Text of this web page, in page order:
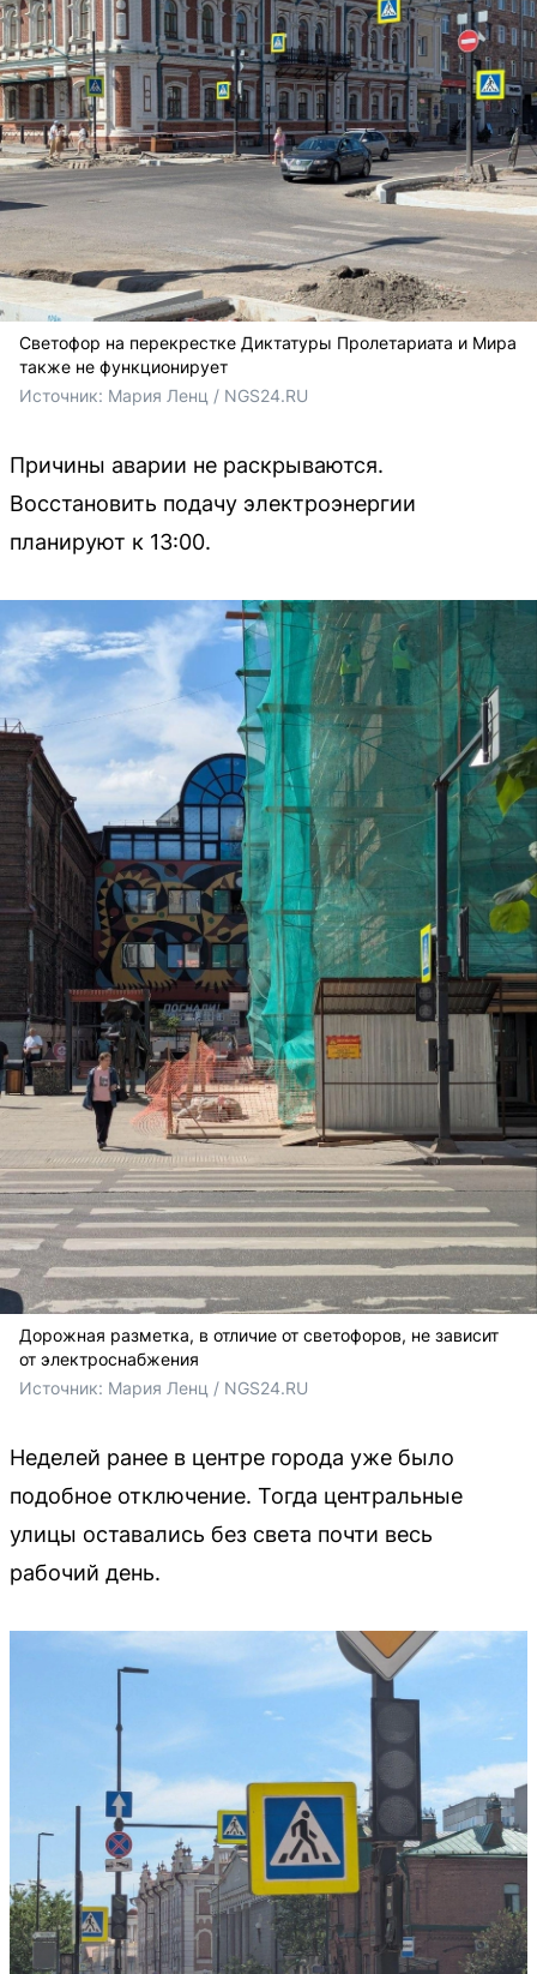
Светофор на перекрестке Диктатуры Пролетариата и Мира
также не функционирует
Источник: Мария Ленц / NGS24.RU
Причины аварии не раскрываются.
Восстановить подачу электроэнергии
планируют к 13:00.
Дорожная разметка, в отличие от светофоров, не зависит
от электроснабжения
Источник: Мария Ленц / NGS24.RU
Неделей ранее в центре города уже было
подобное отключение. Тогда центральные
улицы оставались без света почти весь
рабочий день.